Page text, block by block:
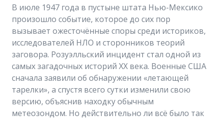
В июле 1947 года в пустыне штата Нью-Мексико
произошло событие, которое до сих пор
вызывает ожесточённые споры среди историков,
исследователей НЛО и сторонников теорий
заговора. Розуэлльский инцидент стал одной из
самых загадочных историй XX века. Военные США
сначала заявили об обнаружении «летающей
тарелки», а спустя всего сутки изменили свою
версию, объяснив находку обычным
метеозондом. Но действительно ли всё было так